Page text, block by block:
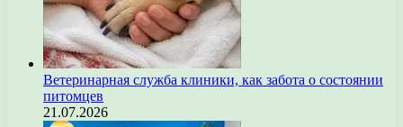
Ветеринарная служба клиники, как забота о состоянии
питомцев
21.07.2026